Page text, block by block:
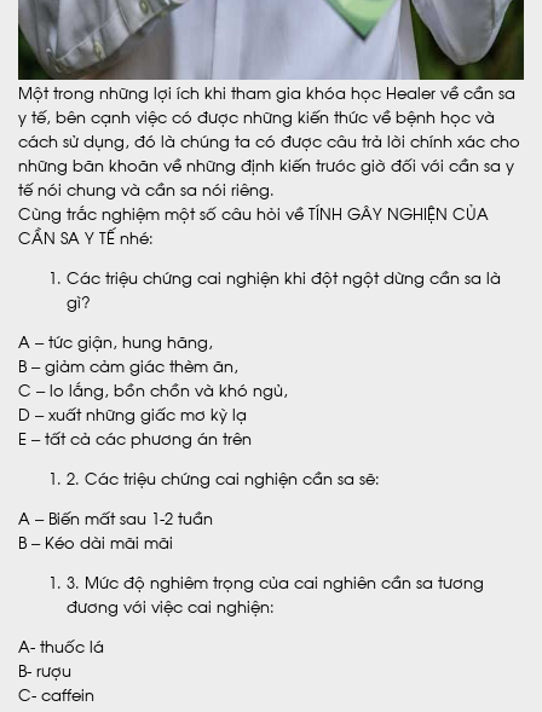
Một trong những lợi ích khi tham gia khóa học Healer về cần sa
y tế, bên cạnh việc có được những kiến thức về bệnh học và
cách sử dụng, đó là chúng ta có được câu trả lời chính xác cho
những băn khoăn về những định kiến trước giờ đối với cần sa y
tế nói chung và cần sa nói riêng.
Cùng trắc nghiệm một số câu hỏi về TÍNH GÂY NGHIỆN CỦA
CẦN SA Y TẾ nhé:
Các triệu chứng cai nghiện khi đột ngột dừng cần sa là
gì?
A – tức giận, hung hăng,
B – giảm cảm giác thèm ăn,
C – lo lắng, bồn chồn và khó ngủ,
D – xuất những giấc mơ kỳ lạ
E – tất cả các phương án trên
2. Các triệu chứng cai nghiện cần sa sẽ:
A – Biến mất sau 1-2 tuần
B – Kéo dài mãi mãi
3. Mức độ nghiêm trọng của cai nghiên cần sa tương
đương với việc cai nghiện:
A- thuốc lá
B- rượu
C- caffein